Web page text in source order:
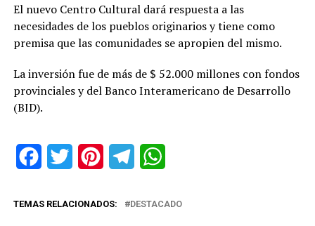
El nuevo Centro Cultural dará respuesta a las
necesidades de los pueblos originarios y tiene como
premisa que las comunidades se apropien del mismo.
La inversión fue de más de $ 52.000 millones con fondos
provinciales y del Banco Interamericano de Desarrollo
(BID).
FacebookTwitter PinterestTelegram
TEMAS RELACIONADOS: DESTACADO